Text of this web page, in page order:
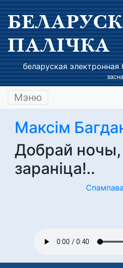
ПАЛІЧКА
беларуская электронная
Мэню
Максім
Добрай ночы,
зараніца!..